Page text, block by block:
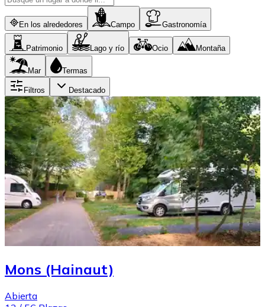
En los alrededores Campo Gastronomía
Patrimonio Lago y río Ocio Montaña
Mar Termas
Filtros Destacado
Mons (Hainaut)
Abierta